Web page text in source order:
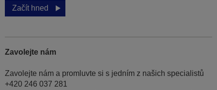
Začít hned
Zavolejte nám
Zavolejte nám a promluvte si s jedním z našich specialistů
+420 246 037 281